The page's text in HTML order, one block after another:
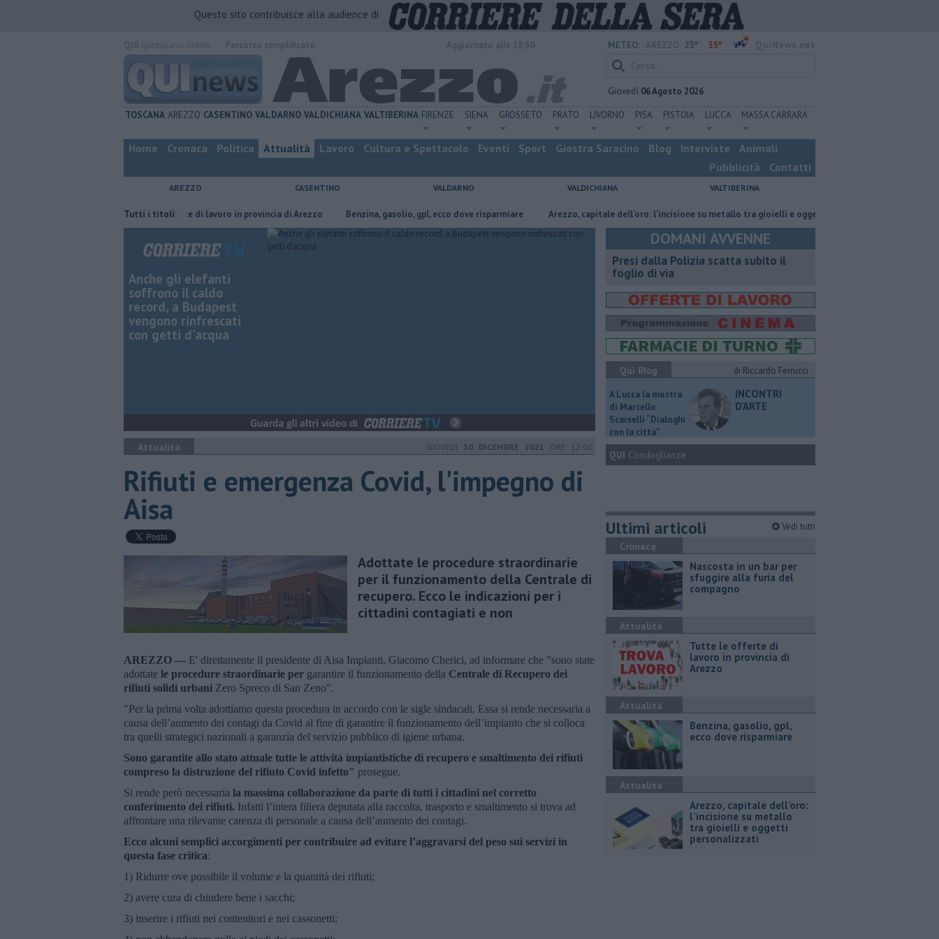
Questo sito contribuisce alla audience di
METEO: 23° 35°
Giovedì 06 Agosto 2026
TOSCANA AREZZO CASENTINO VALDARNO VALDICHIANA VALTIBERINA FIRENZE SIENA GROSSETO PRATO LIVORNO PISA PISTOIA LUCCA MASSA CARRARA
Home Cronaca Politica Attualità Lavoro Cultura e Spettacolo Eventi Sport Giostra Saracino Blog Interviste
Animali
Pubblicità
Contatti
AREZZO CASENTINO VALDARNO VALDICHIANA VALTIBERINA
Tutti i titoli:
​Tutte le offerte di lavoro in provincia di Arezzo ​Benzina, gasolio, gpl, ecco dove risparmiare Arezzo, capitale dell’oro: l’incisione su metallo tra gioielli e oggetti personalizzati
Anche gli elefanti
soffrono il caldo
record, a Budapest
vengono rinfrescati
con getti d'acqua
Attualità GIOVEDÌ 30 DICEMBRE 2021 ORE 12:00
Rifiuti e emergenza Covid, l'impegno di
Aisa
Adottate le procedure straordinarie
per il funzionamento della Centrale di
recupero. Ecco le indicazioni per i
cittadini contagiati e non
AREZZO — E' direttamente il presidente di Aisa Impianti, Giacomo Cherici, ad informare che "sono state
adottate le procedure straordinarie per garantire il funzionamento della Centrale di Recupero dei
rifiuti solidi urbani Zero Spreco di San Zeno".
"Per la prima volta adottiamo questa procedura in accordo con le sigle sindacali. Essa si rende necessaria a
causa dell’aumento dei contagi da Covid al fine di garantire il funzionamento dell’impianto che si colloca
tra quelli strategici nazionali a garanzia del servizio pubblico di igiene urbana.
Sono garantite allo stato attuale tutte le attività impiantistiche di recupero e smaltimento dei rifiuti
compreso la distruzione del rifiuto Covid infetto" prosegue.
Si rende però necessaria la massima collaborazione da parte di tutti i cittadini nel corretto
conferimento dei rifiuti. Infatti l’intera filiera deputata alla raccolta, trasporto e smaltimento si trova ad
affrontare una rilevante carenza di personale a causa dell’aumento dei contagi.
Ecco alcuni semplici accorgimenti per contribuire ad evitare l’aggravarsi del peso sui servizi in
questa fase critica:
1) Ridurre ove possibile il volume e la quantità dei rifiuti;
2) avere cura di chiudere bene i sacchi;
3) inserire i rifiuti nei contenitori e nei cassonetti;
DOMANI AVVENNE
Presi dalla Polizia scatta subito il
foglio di via
Qui Blog
di Riccardo Ferrucci
A Lucca la mostra
di Marcello
Scarselli “Dialoghi
con la città"
INCONTRI
D'ARTE
QUI Condoglianze
Ultimi articoli Vedi tutti
Cronaca
Nascosta in un bar per
sfuggire alla furia del
compagno
Attualità
​Tutte le offerte di
lavoro in provincia di
Arezzo
Attualità
​Benzina, gasolio, gpl,
ecco dove risparmiare
Attualità
Arezzo, capitale dell’oro:
l’incisione su metallo
tra gioielli e oggetti
personalizzati